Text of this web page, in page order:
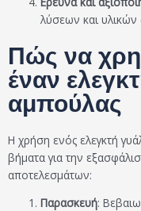
λύσεων και υλικών
Πώς να
έναν
αμπούλας
Η χρήση ενός ελεγκτή
βήματα για την
αποτελεσμάτων:
Παρασκευή: